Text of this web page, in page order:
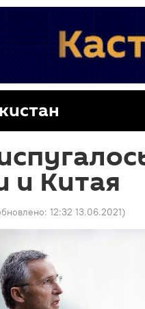
и Китая
12:32 13.06.2021)